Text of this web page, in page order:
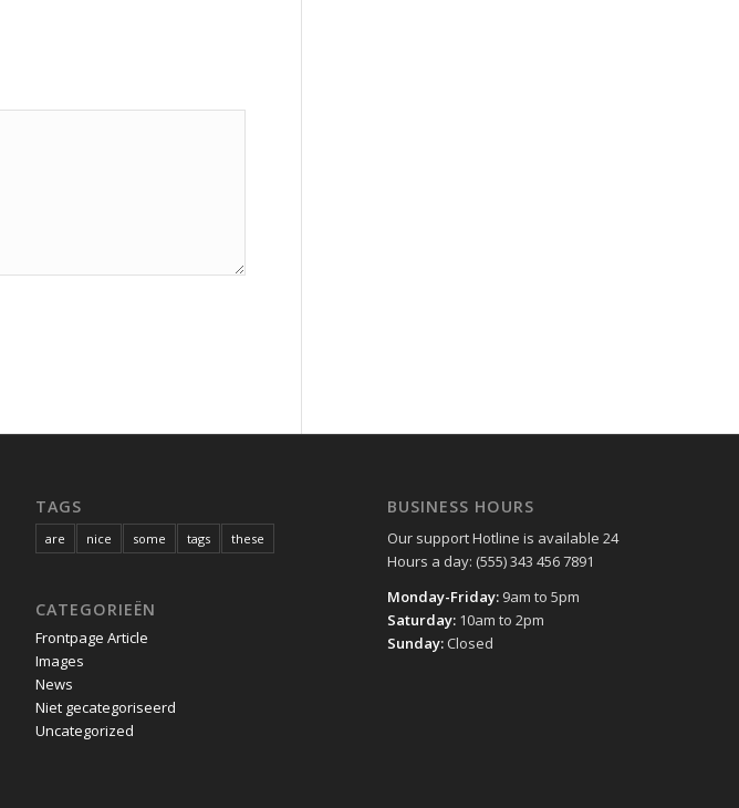
TAGS
are nice some tags these
CATEGORIEËN
Frontpage Article
Images
News
Niet gecategoriseerd
Uncategorized
BUSINESS HOURS
Our support Hotline is available 24
Hours a day: (555) 343 456 7891
Monday-Friday: 9am to 5pm
Saturday: 10am to 2pm
Sunday: Closed